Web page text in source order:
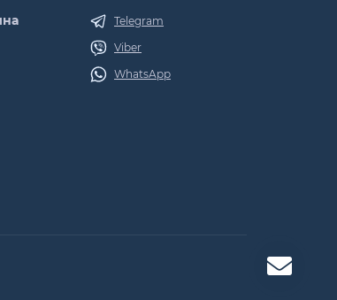
Telegram
Viber
WhatsApp